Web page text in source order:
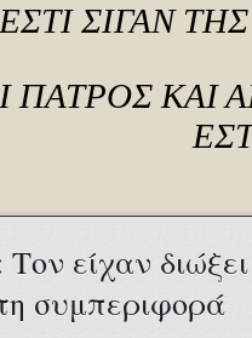
ΣΙΓΑΝ
ΠΑΤΡΟΣ ΚΑΙ
είχαν
συμπεριφορά